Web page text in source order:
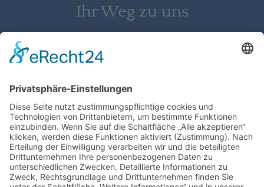
Ihr Weg zu uns
Schloss Bürgeln, 79418 Schliengen | Telefon: 07626/237 | E-
Mail: direktion@schlossbuergeln.de
Wir benötigen Ihre Zustimmung, um
den Google Maps-Service zu laden!
Wir verwenden einen Service eines
Drittanbieters, um Karteninhalte einzubetten.
Dieser Service kann Daten zu Ihren Aktivitäten
sammeln. Bitte lesen Sie die Details durch und